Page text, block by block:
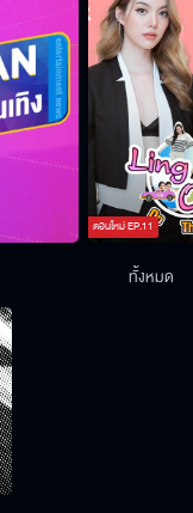
ตอนใหม่EP.11
ทั้งหมด